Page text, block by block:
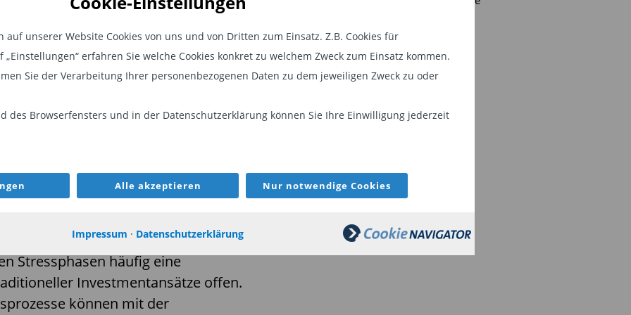
auf unserer Website Cookies von uns und von Dritten zum Einsatz. Z.B. Cookies für
erfahren Sie welche Cookies konkret zu welchem Zweck zum Einsatz kommen.
Sie der Verarbeitung Ihrer personenbezogenen Daten zu dem jeweiligen Zweck zu oder
des Browserfensters und in der Datenschutzerklärung können Sie Ihre Einwilligung jederzeit
Alle akzeptieren Nur notwendige Cookies
Impressum · Datenschutzerklärung
geworden. Ob ausgelöst durch
Zinsveränderungen oder
privaten Märkten – schnelle
selbst erfahrene Investoren vor
Bei Smart Wealth sind wir
Risikomanagement in
Leistungen gehört, die wir
Gespräch mitBenzinga
Stressphasen häufig eine
Investmentansätze offen.
können mit der
persönliches Gespräch führen?
Kontaktieren SieRoger Bootz: